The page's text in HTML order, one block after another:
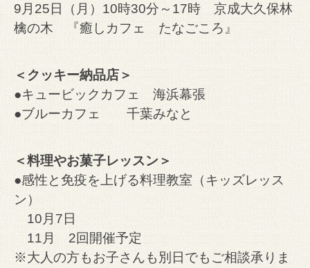
9月25日（月）10時30分～17時 京成大久保林
檎の木 『癒しカフェ たなごころ』
＜クッキー納品店＞
●キュービックカフェ 海浜幕張
●ブルーカフェ 千葉みなと
＜料理やお菓子レッスン＞
●感性と免疫を上げる料理教室（キッズレッス
ン）
10月7日
11月 2回開催予定
※大人の方もお子さんも別日でもご相談承りま